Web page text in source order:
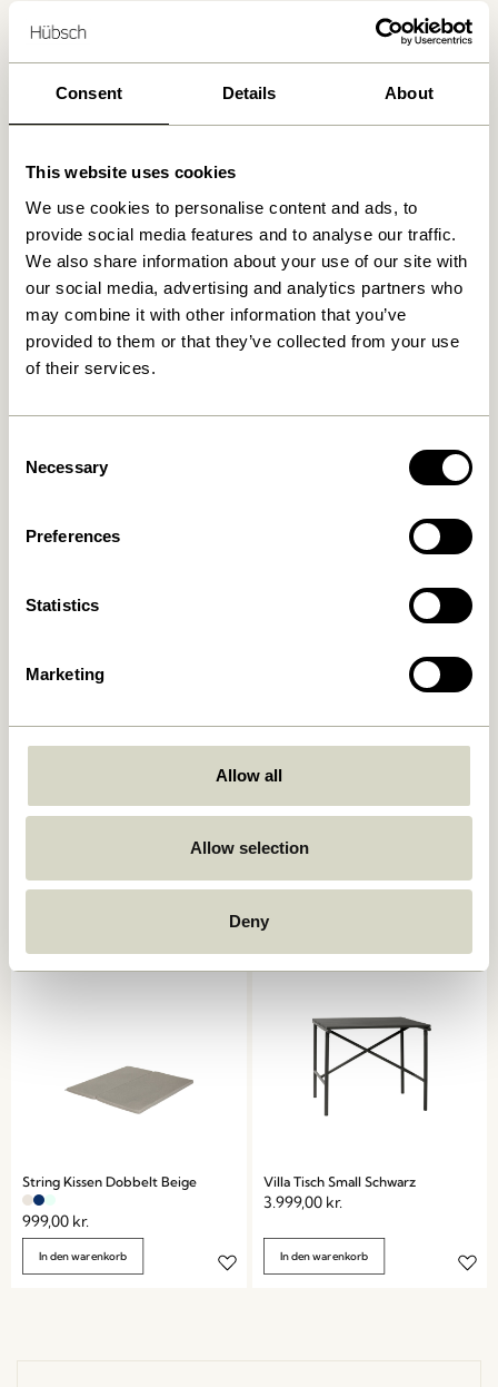
Consent Details About
This website uses cookies
We use cookies to personalise content and ads, to
provide social media features and to analyse our traffic.
We also share information about your use of our site with
our social media, advertising and analytics partners who
may combine it with other information that you’ve
provided to them or that they’ve collected from your use
of their services.
Selection
Necessary
Preferences
Statistics
Marketing
Allow all
Allow selection
Deny
Lieferung 1-4 Werktage
Kostenlose Lieferung über 499 DKK
Ähnliche Produkte
OUTDOOR NEU OUTDOOR NEU
OUTDOOR
String Kissen Dobbelt Beige
999,00 kr.
In den warenkorb
Villa Tisch Small Schwarz
3.999,00 kr.
In den warenkorb